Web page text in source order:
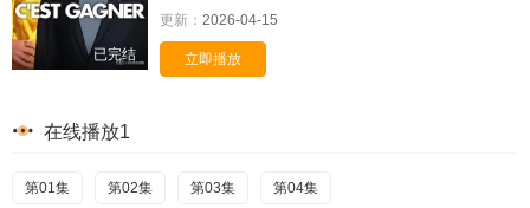
已完结
更新： 2026-04-15
立即播放
在线播放1
第01集 第02集 第03集 第04集